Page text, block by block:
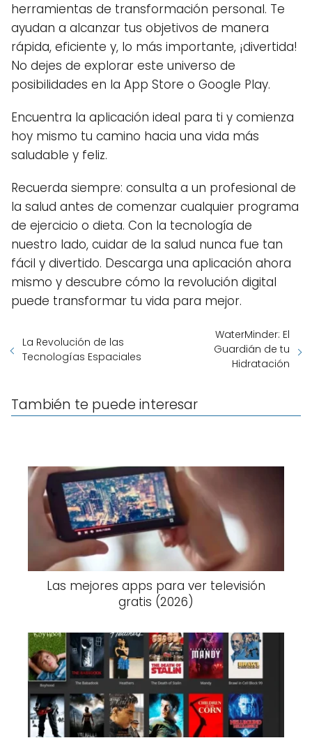
herramientas de transformación personal. Te
ayudan a alcanzar tus objetivos de manera
rápida, eficiente y, lo más importante, ¡divertida!
No dejes de explorar este universo de
posibilidades en la App Store o Google Play.
Encuentra la aplicación ideal para ti y comienza
hoy mismo tu camino hacia una vida más
saludable y feliz.
Recuerda siempre: consulta a un profesional de
la salud antes de comenzar cualquier programa
de ejercicio o dieta. Con la tecnología de
nuestro lado, cuidar de la salud nunca fue tan
fácil y divertido. Descarga una aplicación ahora
mismo y descubre cómo la revolución digital
puede transformar tu vida para mejor.
La Revolución de las
Tecnologías Espaciales
WaterMinder: El
Guardián de tu
Hidratación
También te puede interesar
Las mejores apps para ver televisión
gratis (2026)